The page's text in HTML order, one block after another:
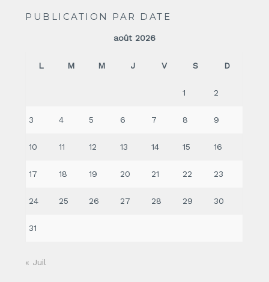
PUBLICATION PAR DATE
août 2026
L M M J V S D
1 2
3 4 5 6 7 8 9
10 11 12 13 14 15 16
17 18 19 20 21 22 23
24 25 26 27 28 29 30
31
« Juil